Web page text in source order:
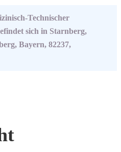
Technischer
sich in Starnberg,
Bayern, 82237,